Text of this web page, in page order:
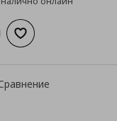
στο καλάθι
Добави към